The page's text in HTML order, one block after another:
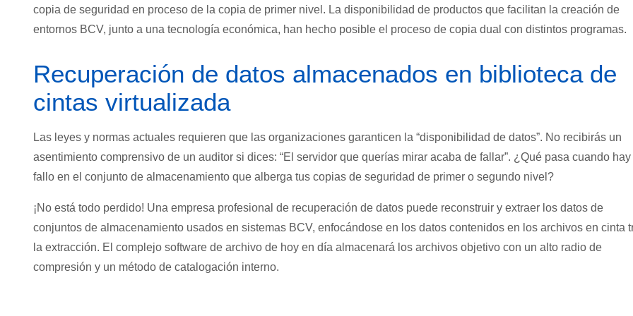
copia de seguridad en proceso de la copia de primer nivel. La disponibilidad de productos que facilitan la creación de
entornos BCV, junto a una tecnología económica, han hecho posible el proceso de copia dual con distintos programas.
Recuperación de datos almacenados en biblioteca de
cintas virtualizada
Las leyes y normas actuales requieren que las organizaciones garanticen la “disponibilidad de datos”. No recibirás un
asentimiento comprensivo de un auditor si dices: “El servidor que querías mirar acaba de fallar”. ¿Qué pasa cuando hay
fallo en el conjunto de almacenamiento que alberga tus copias de seguridad de primer o segundo nivel?
¡No está todo perdido! Una empresa profesional de recuperación de datos puede reconstruir y extraer los datos de
conjuntos de almacenamiento usados en sistemas BCV, enfocándose en los datos contenidos en los archivos en cinta
la extracción. El complejo software de archivo de hoy en día almacenará los archivos objetivo con un alto radio de
compresión y un método de catalogación interno.